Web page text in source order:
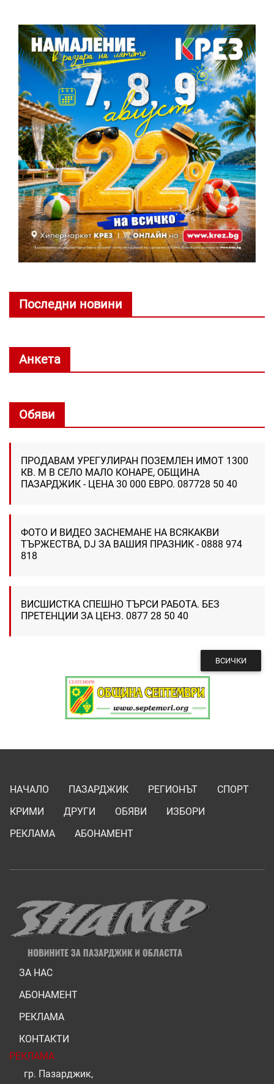
Последни новини
Анкета
Обяви
ПРОДАВАМ УРЕГУЛИРАН ПОЗЕМЛЕН ИМОТ 1300
КВ. М В СЕЛО МАЛО КОНАРЕ, ОБЩИНА
ПАЗАРДЖИК - ЦЕНА 30 000 ЕВРО. 087728 50 40
ФОТО И ВИДЕО ЗАСНЕМАНЕ НА ВСЯКАКВИ
ТЪРЖЕСТВА, DJ ЗА ВАШИЯ ПРАЗНИК - 0888 974
818
ВИСШИСТКА СПЕШНО ТЪРСИ РАБОТА. БЕЗ
ПРЕТЕНЦИИ ЗА ЦЕНЗ. 0877 28 50 40
ВСИЧКИ
НАЧАЛО ПАЗАРДЖИК РЕГИОНЪТ
СПОРТ
КРИМИ
ДРУГИ ОБЯВИ
ИЗБОРИ
РЕКЛАМА
АБОНАМЕНТ
ЗА НАС
АБОНАМЕНТ
РЕКЛАМА
КОНТАКТИ
РЕКЛАМА
гр. Пазарджик,